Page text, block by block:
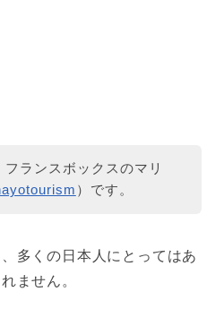
フランスボックスのマリ
）です。
多くの日本人にとってはあ
ません。